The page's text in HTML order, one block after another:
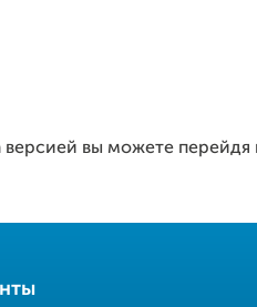
версией вы можете